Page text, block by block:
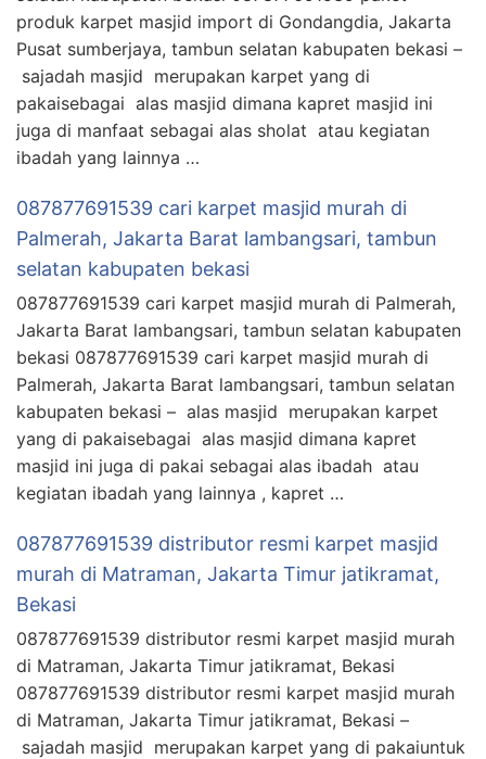
produk karpet masjid import di Gondangdia, Jakarta
Pusat sumberjaya, tambun selatan kabupaten bekasi –
sajadah masjid merupakan karpet yang di
pakaisebagai alas masjid dimana kapret masjid ini
juga di manfaat sebagai alas sholat atau kegiatan
ibadah yang lainnya …
087877691539 cari karpet masjid murah di
Palmerah, Jakarta Barat lambangsari, tambun
selatan kabupaten bekasi
087877691539 cari karpet masjid murah di Palmerah,
Jakarta Barat lambangsari, tambun selatan kabupaten
bekasi 087877691539 cari karpet masjid murah di
Palmerah, Jakarta Barat lambangsari, tambun selatan
kabupaten bekasi – alas masjid merupakan karpet
yang di pakaisebagai alas masjid dimana kapret
masjid ini juga di pakai sebagai alas ibadah atau
kegiatan ibadah yang lainnya , kapret …
087877691539 distributor resmi karpet masjid
murah di Matraman, Jakarta Timur jatikramat,
Bekasi
087877691539 distributor resmi karpet masjid murah
di Matraman, Jakarta Timur jatikramat, Bekasi
087877691539 distributor resmi karpet masjid murah
di Matraman, Jakarta Timur jatikramat, Bekasi –
sajadah masjid merupakan karpet yang di pakaiuntuk